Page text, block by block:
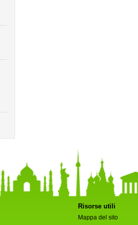
Risorse utili
Mappa del sito